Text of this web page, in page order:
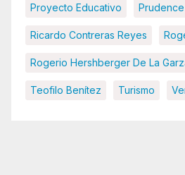
Proyecto Educativo Prudence
Ricardo Contreras Reyes
Rogerio Hershberger De La
Teofilo Benítez Turismo